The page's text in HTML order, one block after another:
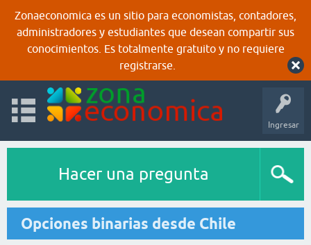
Zonaeconomica es un sitio para economistas, contadores,
administradores y estudiantes que desean compartir sus
conocimientos. Es totalmente gratuito y no requiere
registrarse.
Ingresar
Hacer una pregunta
Opciones binarias desde Chile